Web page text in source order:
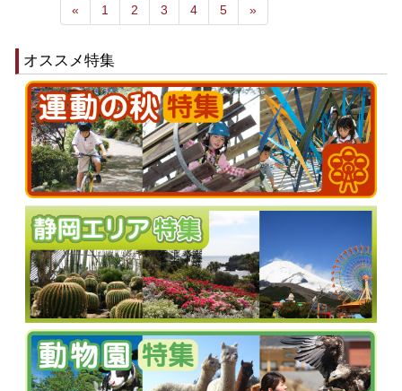
« 1 2 3 4 5 »
オススメ特集